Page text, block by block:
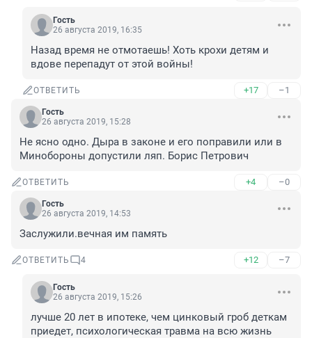
Гость
26 августа 2019, 16:35
Назад время не отмотаешь! Хоть крохи детям и
вдове перепадут от этой войны!
ОТВЕТИТЬ +17 –1
Гость
26 августа 2019, 15:28
Не ясно одно. Дыра в законе и его поправили или в
Минобороны допустили ляп. Борис Петрович
ОТВЕТИТЬ +4 –0
Гость
26 августа 2019, 14:53
Заслужили.вечная им память
ОТВЕТИТЬ 4 +12 –7
Гость
26 августа 2019, 15:26
лучше 20 лет в ипотеке, чем цинковый гроб деткам
приедет, психологическая травма на всю жизнь